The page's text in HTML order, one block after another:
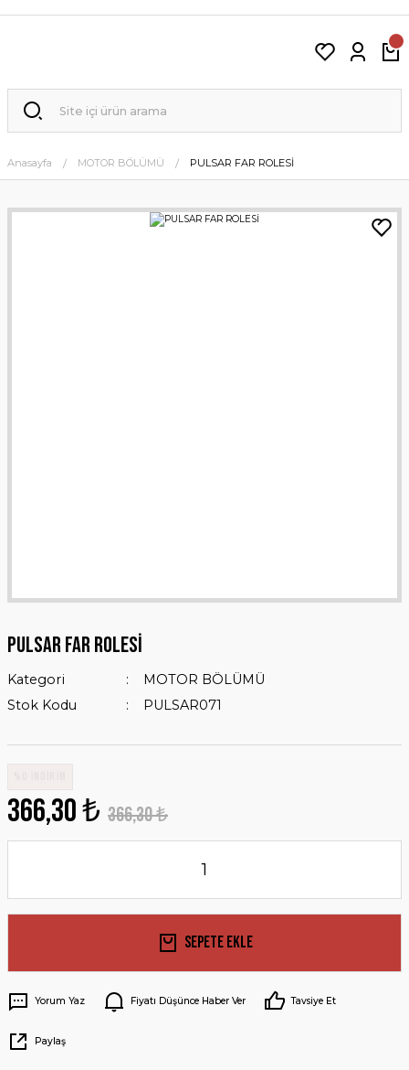
Anasayfa MOTOR BÖLÜMÜ PULSAR FAR ROLESİ
PULSAR FAR ROLESİ
Kategori
MOTOR BÖLÜMÜ
Stok Kodu
PULSAR071
366,30 ₺ 366,30 ₺
Sepete Ekle
Yorum Yaz Fiyatı Düşünce Haber Ver Tavsiye Et
Paylaş